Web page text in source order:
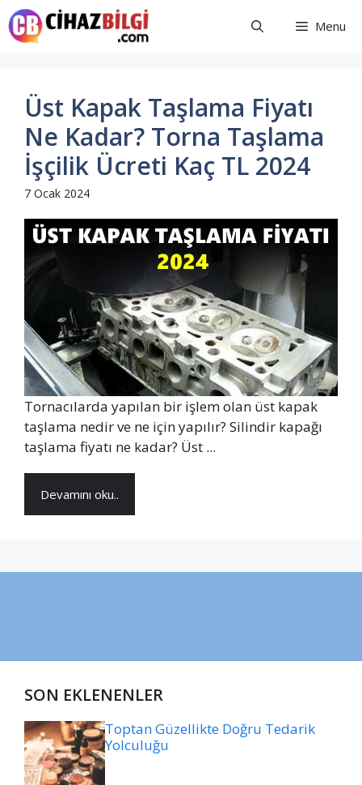
İçeriğe
atla
Menu
Üst Kapak Taşlama Fiyatı
Ne Kadar? Torna Taşlama
İşçilik Ücreti Kaç TL 2024
7 Ocak 2024
Tornacılarda yapılan bir işlem olan üst kapak
taşlama nedir ve ne için yapılır? Silindir kapağı
taşlama fiyatı ne kadar? Üst ...
Devamını oku..
SON EKLENENLER
Toptan Güzellikte Doğru Tedarik
Yolculuğu